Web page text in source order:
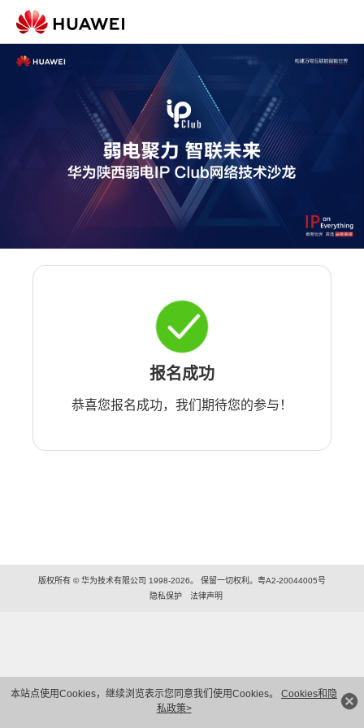
本站点使用Cookies，继续浏览表示您同意我们使用Cookies。 Cookies和隐
私政策>
报名成功
恭喜您报名成功，我们期待您的参与！
版权所有 © 华为技术有限公司 1998-2026。 保留一切权利。粤A2-20044005号
隐私保护
法律声明